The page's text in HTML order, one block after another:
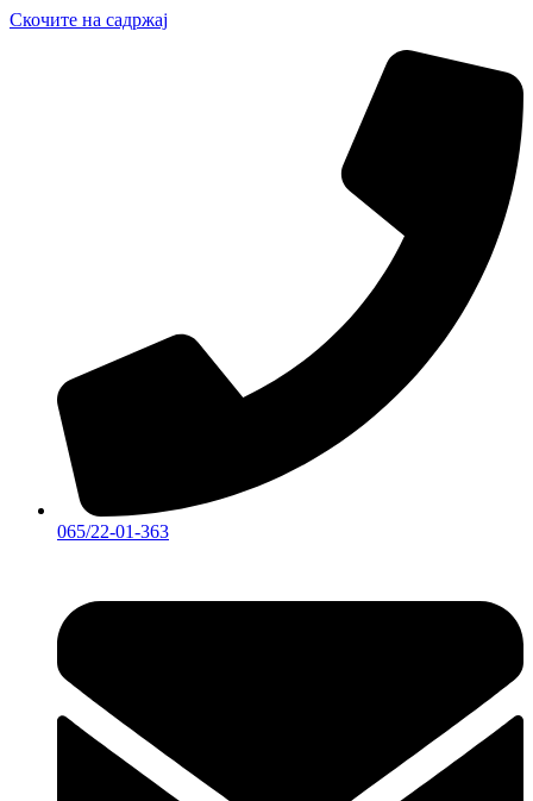
Скочите на садржај
065/22-01-363